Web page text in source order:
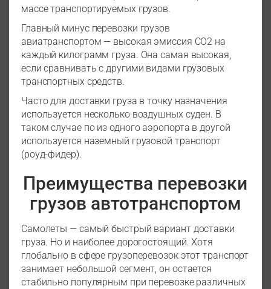
массе транспортируемых грузов.
Главный минус перевозки грузов
авиатранспортом — высокая эмиссия СО2 на
каждый килограмм груза. Она самая высокая,
если сравнивать с другими видами грузовых
транспортных средств.
Часто для доставки груза в точку назначения
используется несколько воздушных суден. В
таком случае по из одного аэропорта в другой
используется наземный грузовой транспорт
(роуд-фидер).
Преимущества перевозки
грузов автотранспортом
Самолеты — самый быстрый вариант доставки
груза. Но и наиболее дорогостоящий. Хотя
глобально в сфере грузоперевозок этот транспорт
занимает небольшой сегмент, он остается
стабильно популярным при перевозке различных